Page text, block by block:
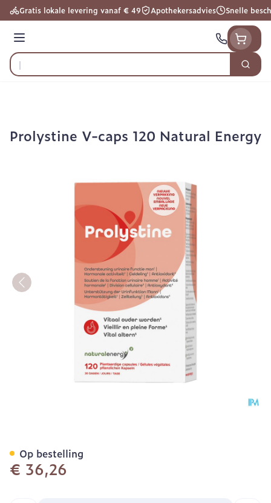
Ga naar de inhoud
Gratis lokale levering vanaf € 49 Apothekersadvies Snelle
Menu
Product, merk, categorie...
Zoek
Prolystine V-caps 120 Natural Energy
€ 36,26
Op bestelling